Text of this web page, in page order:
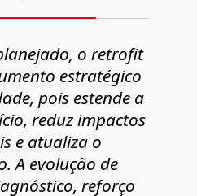
o retrofit
estratégico
pois estende a
reduz impactos
e atualiza o
A evolução de
reforço